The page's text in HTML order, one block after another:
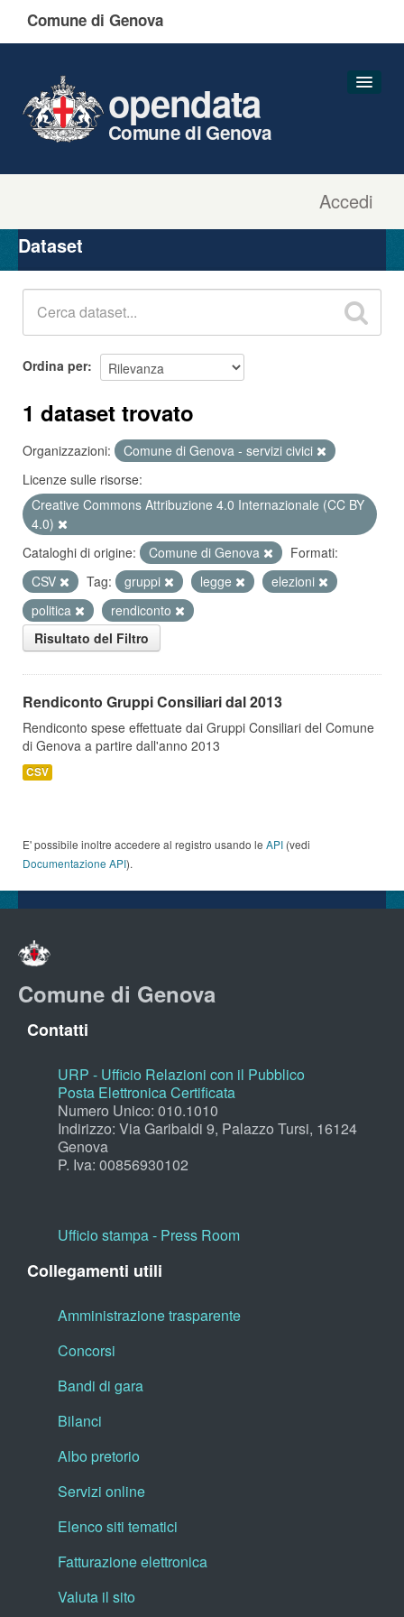
Comune di Genova
Accedi
opendata
Comune di Genova
Organizzazioni
Gruppi
Dataset
Ordina per
1 dataset trovato
Organizzazioni:
Comune di Genova - servizi civici
Licenze sulle risorse:
Creative Commons Attribuzione 4.0 Internazionale (CC BY
4.0)
Cataloghi di origine:
Comune di Genova
Formati:
CSV
Tag: gruppi legge
elezioni
politica
rendiconto
Risultato del Filtro
Rendiconto Gruppi Consiliari dal 2013
Rendiconto spese effettuate dai Gruppi Consiliari del Comune
di Genova a partire dall'anno 2013
CSV
E' possibile inoltre accedere al registro usando le API (vedi
Documentazione API).
Comune di Genova
Contatti
URP - Ufficio Relazioni con il Pubblico
Posta Elettronica Certificata
Numero Unico: 010.1010
Indirizzo: Via Garibaldi 9, Palazzo Tursi, 16124
Genova
P. Iva: 00856930102
Ufficio stampa - Press Room
Collegamenti utili
Amministrazione trasparente
Concorsi
Bandi di gara
Bilanci
Albo pretorio
Servizi online
Elenco siti tematici
Fatturazione elettronica
Valuta il sito